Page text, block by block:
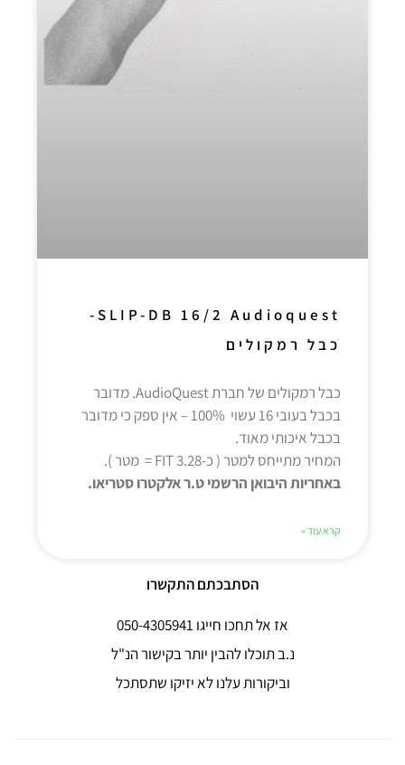
SLIP-DB 16/2 Audioquest-
כבל רמקולים
כבל רמקולים של חברת AudioQuest. מדובר
בכבל בעובי 16 עשוי 100% – אין ספק כי מדובר
בכבל איכותי מאוד.
המחיר מתייחס למטר ( כ-3.28 FIT = מטר ).
באחריות היבואן הרשמי ט.ר אלקטרו סטריאו.
קרא עוד »
הסתבכתם התקשרו
אז אל תחכו חייגו 050-4305941
נ.ב תוכלו להבין יותר בקישור הנ"ל
וביקורותעלנו לא יזיקו שתסתכל